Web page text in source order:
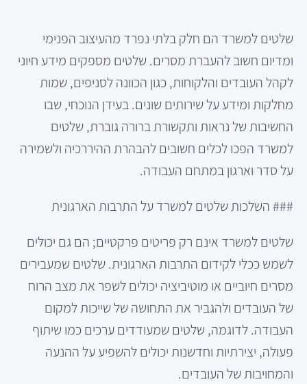
שלטים למשרד הם חלק בלתי נפרד מהעיצוב הפנימי
ומדיום חשוב להעברת מסרים. שלטים מספקים מידע חיוני
לקהל העובדים והלקוחות, כגון הכוונה לסניפים, שמות
מחלקות ומידע על שירותים שונים. בעידן הנוכחי, שבו
החשיבות של נראות ותקשורת ברורה גוברת, שלטים
למשרד הפכו לכלים חשובים להבהרת ההיררכיה ולשמירה
על סדר וארגון במתחם העבודה.
### השלכות שלטים למשרד על התרבות הארגונית
שלטים למשרד אינם רק פריטים פרקטיים; הם גם יכולים
לשמש ככלי לקידום התרבות הארגונית. שלטים שמעבירים
מסרים חיוביים או מוטיביציה יכולים לשפר את מצב הרוח
של העובדים ולהגביר את התחושה של שייכות למקום
העבודה. לדוגמה, שלטים שמעודדים ערכים כמו שיתוף
פעולה, יצירתיות וחדשנות יכולים להשפיע על ההנעה
והמחויבות של העובדים.